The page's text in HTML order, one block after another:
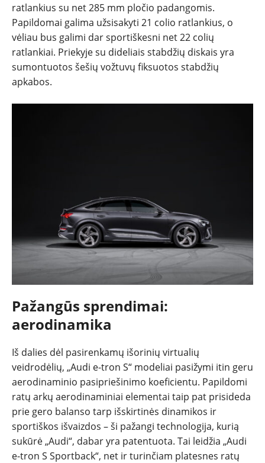
ratlankius su net 285 mm pločio padangomis.
Papildomai galima užsisakyti 21 colio ratlankius, o
vėliau bus galimi dar sportiškesni net 22 colių
ratlankiai. Priekyje su dideliais stabdžių diskais yra
sumontuotos šešių vožtuvų fiksuotos stabdžių
apkabos.
Pažangūs sprendimai:
aerodinamika
Iš dalies dėl pasirenkamų išorinių virtualių
veidrodėlių, „Audi e-tron S“ modeliai pasižymi itin geru
aerodinaminio pasipriešinimo koeficientu. Papildomi
ratų arkų aerodinaminiai elementai taip pat prisideda
prie gero balanso tarp išskirtinės dinamikos ir
sportiškos išvaizdos – ši pažangi technologija, kurią
sukūrė „Audi“, dabar yra patentuota. Tai leidžia „Audi
e-tron S Sportback“, net ir turinčiam platesnes ratų